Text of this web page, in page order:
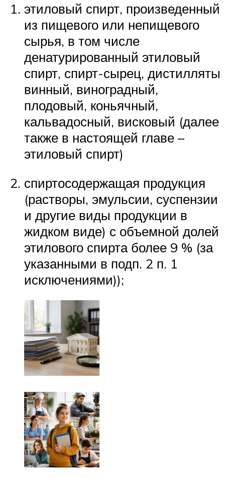
этиловый спирт, произведенный
из пищевого или непищевого
сырья, в том числе
денатурированный этиловый
спирт, спирт-сырец, дистилляты
винный, виноградный,
плодовый, коньячный,
кальвадосный, висковый (далее
также в настоящей главе –
этиловый спирт)
спиртосодержащая продукция
(растворы, эмульсии, суспензии
и другие виды продукции в
жидком виде) с объемной долей
этилового спирта более 9 % (за
указанными в подп. 2 п. 1
исключениями));